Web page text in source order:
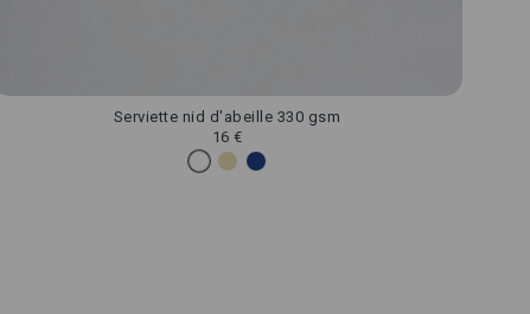
Serviette nid d'abeille 330 gsm
16 €